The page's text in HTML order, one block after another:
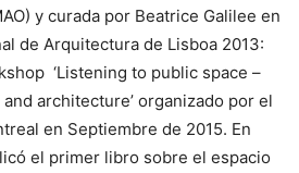
y curada por Beatrice Galilee en
de Arquitectura de Lisboa 2013:
‘Listening to public space –
architecture’ organizado por el
en Septiembre de 2015. En
el primer libro sobre el espacio